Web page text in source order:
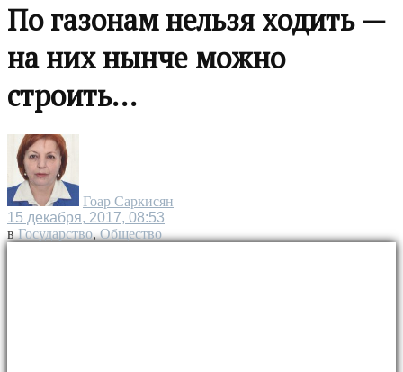
По газонам нельзя ходить —
на них нынче можно
строить…
Гоар Саркисян
15 декабря, 2017, 08:53
в Государство,Общество